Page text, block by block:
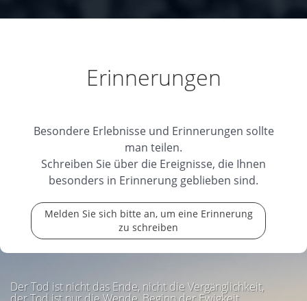
Erinnerungen
Besondere Erlebnisse und Erinnerungen sollte
man teilen.
Schreiben Sie über die Ereignisse, die Ihnen
besonders in Erinnerung geblieben sind.
Melden Sie sich bitte an, um eine Erinnerung
zu schreiben
Der Tod ist nicht das Ende, nicht die Vergänglichkeit,